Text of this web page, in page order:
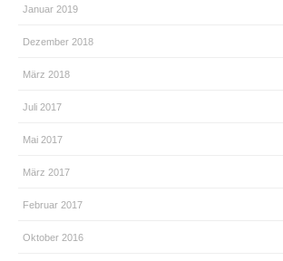
Januar 2019
Dezember 2018
März 2018
Juli 2017
Mai 2017
März 2017
Februar 2017
Oktober 2016